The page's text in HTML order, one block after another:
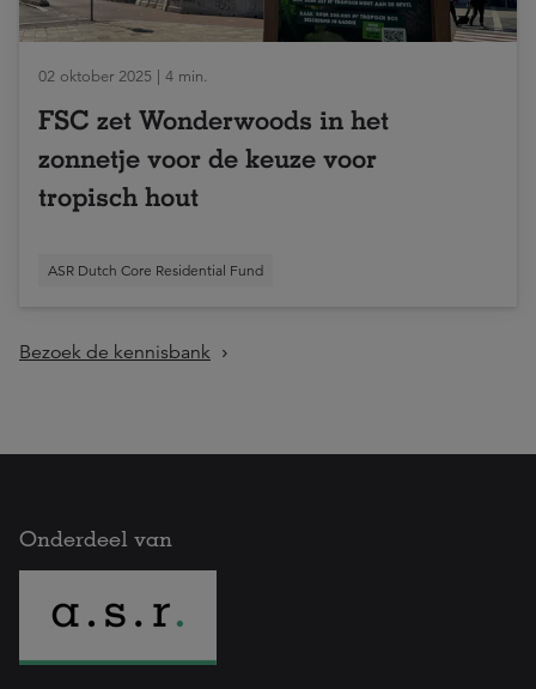
02 oktober 2025 | 4 min.
FSC zet Wonderwoods in het
zonnetje voor de keuze voor
tropisch hout
ASR Dutch Core Residential Fund
Bezoek de kennisbank
Onderdeel van